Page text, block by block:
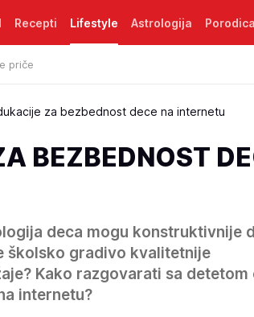
Recepti Lifestyle
priče
Astrologija Porodica
za bezbednost dece na internetu
BEZBEDNOST
deca mogu konstruktivnije
školsko gradivo kvalitetnije
Kako razgovarati sa detetom
internetu?